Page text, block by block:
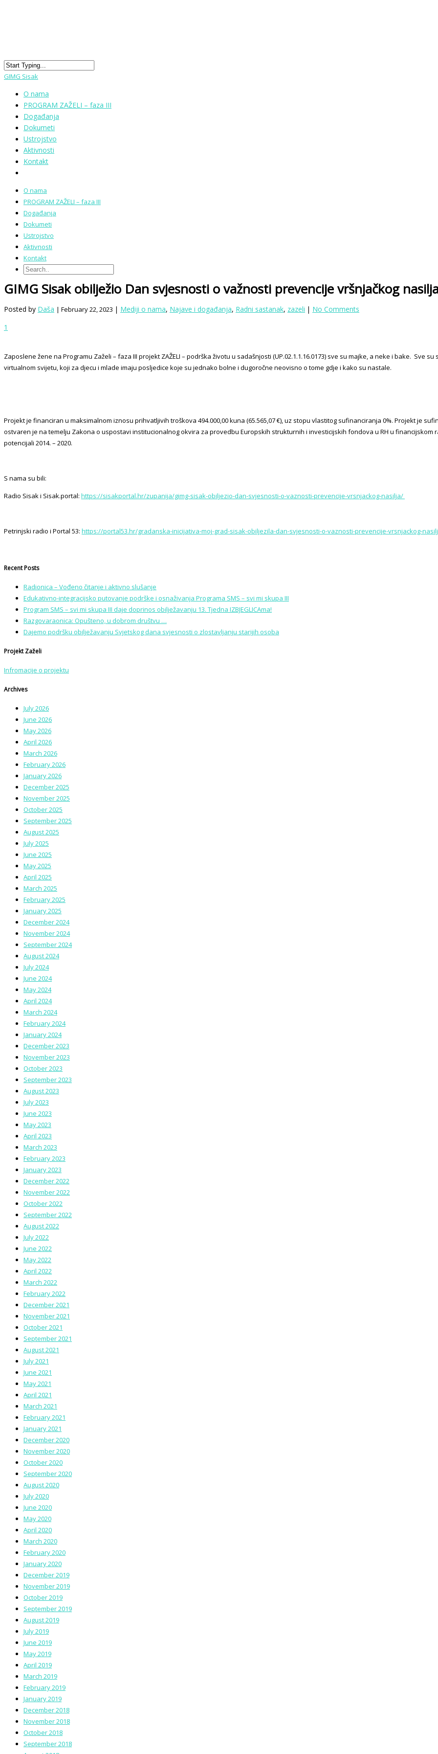
GIMG Sisak
O nama
PROGRAM ZAŽELI – faza III
Događanja
Dokumeti
Ustrojstvo
Aktivnosti
Kontakt
O nama
PROGRAM ZAŽELI – faza III
Događanja
Dokumeti
Ustrojstvo
Aktivnosti
Kontakt
GIMG Sisak obilježio Dan svjesnosti o važnosti prevencije vršnjačkog
Posted by Daša | February 22, 2023 | Mediji o nama, Najave i događanja, Radni sastanak, zazeli | No Comments
1
Zaposlene žene na Programu Zaželi – faza III projekt ZAŽELI – podrška životu u sadašnjosti (UP.02.1.1.16.0173) sve su majke, a neke i bake. Sve
virtualnom svijetu, koji za djecu i mlade imaju posljedice koje su jednako bolne i dugoročne neovisno o tome gdje i kako su nastale.
Projekt je financiran u maksimalnom iznosu prihvatljivih troškova 494.000,00 kuna (65.565,07 €), uz stopu vlastitog sufinanciranja 0%. Projekt je
ostvaren je na temelju Zakona o uspostavi institucionalnog okvira za provedbu Europskih strukturnih i investicijskih fondova u RH u financijskom
potencijali 2014. – 2020.
S nama su bili:
Radio Sisak i Sisak.portal: https://sisakportal.hr/zupanija/gimg-sisak-obiljezio-dan-svjesnosti-o-vaznosti-prevencije-vrsnjackog-nasilja/
Petrinjski radio i Portal 53: https://portal53.hr/gradanska-inicijativa-moj-grad-sisak-obiljezila-dan-svjesnosti-o-vaznosti-prevencije-vrsnjackog-
Recent Posts
Radionica – Vođeno čitanje i aktivno slušanje
Edukativno-integracijsko putovanje podrške i osnaživanja Programa SMS – svi mi skupa III
Program SMS – svi mi skupa III daje doprinos obilježavanju 13. Tjedna IZBJEGLICAma!
Razgovaraonica: Opušteno, u dobrom društvu …
Dajemo podršku obilježavanju Svjetskog dana svjesnosti o zlostavljanju starijih osoba
Projekt Zaželi
Infromacije o projektu
Archives
July 2026
June 2026
May 2026
April 2026
March 2026
February 2026
January 2026
December 2025
November 2025
October 2025
September 2025
August 2025
July 2025
June 2025
May 2025
April 2025
March 2025
February 2025
January 2025
December 2024
November 2024
September 2024
August 2024
July 2024
June 2024
May 2024
April 2024
March 2024
February 2024
January 2024
December 2023
November 2023
October 2023
September 2023
August 2023
July 2023
June 2023
May 2023
April 2023
March 2023
February 2023
January 2023
December 2022
November 2022
October 2022
September 2022
August 2022
July 2022
June 2022
May 2022
April 2022
March 2022
February 2022
December 2021
November 2021
October 2021
September 2021
August 2021
July 2021
June 2021
May 2021
April 2021
March 2021
February 2021
January 2021
December 2020
November 2020
October 2020
September 2020
August 2020
July 2020
June 2020
May 2020
April 2020
March 2020
February 2020
January 2020
December 2019
November 2019
October 2019
September 2019
August 2019
July 2019
June 2019
May 2019
April 2019
March 2019
February 2019
January 2019
December 2018
November 2018
October 2018
September 2018